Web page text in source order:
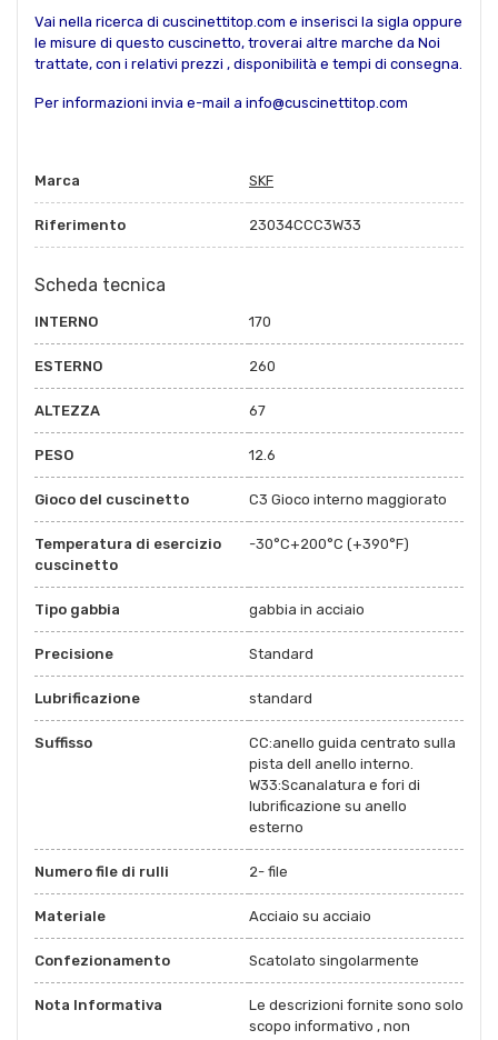
Vai nella ricerca di cuscinettitop.com e inserisci la sigla oppure
le misure di questo cuscinetto, troverai altre marche da Noi
trattate, con i relativi prezzi , disponibilità e tempi di consegna.
Per informazioni invia e-mail a info@cuscinettitop.com
Marca SKF
Riferimento 23034CCC3W33
Scheda tecnica
INTERNO 170
ESTERNO 260
ALTEZZA 67
PESO 12.6
Gioco del cuscinetto C3 Gioco interno maggiorato
Temperatura di esercizio
cuscinetto
-30°C+200°C (+390°F)
Tipo gabbia gabbia in acciaio
Precisione Standard
Lubrificazione standard
Suffisso
CC:anello guida centrato sulla
pista dell anello interno.
W33:Scanalatura e fori di
lubrificazione su anello
esterno
Numero file di rulli 2- file
Materiale Acciaio su acciaio
Confezionamento Scatolato singolarmente
Nota Informativa
Le descrizioni fornite sono solo
scopo informativo , non